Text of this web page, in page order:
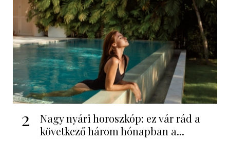
2
Nagy nyári horoszkóp: ez vár rád a
következő három hónapban a...